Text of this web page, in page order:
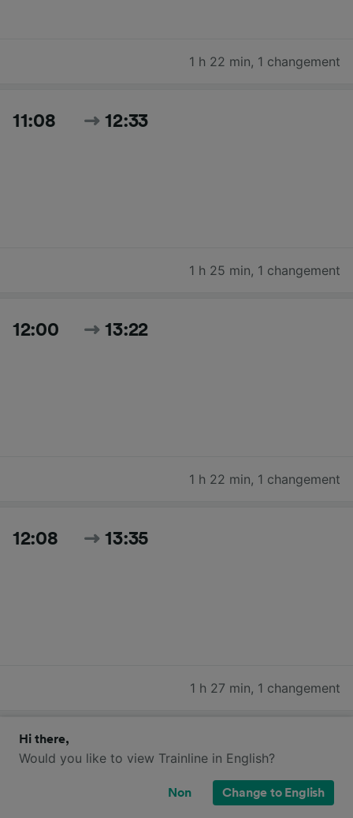
1 h 22 min, 1 changement
11:08 12:33
1 h 25 min, 1 changement
12:00 13:22
1 h 22 min, 1 changement
12:08 13:35
1 h 27 min, 1 changement
13:00
Hi there,
Would you like to view Trainline in English?
Non Change to English